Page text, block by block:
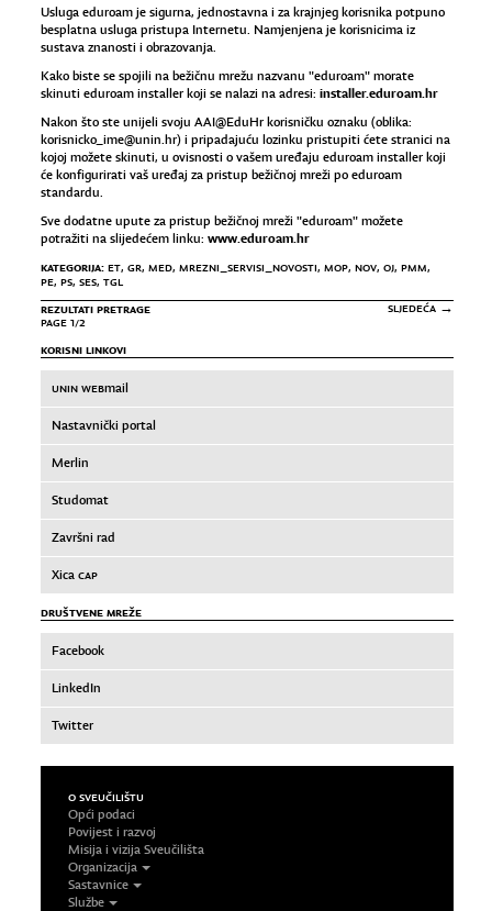
Usluga eduroam je sigurna, jednostavna i za krajnjeg korisnika potpuno
besplatna usluga pristupa Internetu. Namjenjena je korisnicima iz
sustava znanosti i obrazovanja.
Kako biste se spojili na bežičnu mrežu nazvanu "eduroam" morate
skinuti eduroam installer koji se nalazi na adresi: installer.eduroam.hr
Nakon što ste unijeli svoju AAI@EduHr korisničku oznaku (oblika:
korisnicko_ime@unin.hr) i pripadajuću lozinku pristupiti ćete stranici na
kojoj možete skinuti, u ovisnosti o vašem uređaju eduroam installer koji
će konfigurirati vaš uređaj za pristup bežičnoj mreži po eduroam
standardu.
Sve dodatne upute za pristup bežičnoj mreži "eduroam" možete
potražiti na slijedećem linku: www.eduroam.hr
KATEGORIJA: ET, GR, MED, MREZNI_SERVISI_NOVOSTI, MOP, NOV, OJ, PMM,
PE, PS, SES, TGL
REZULTATI PRETRAGE
PAGE 1/2
SLJEDEĆA →
KORISNI LINKOVI
UNIN WEBmail
Nastavnički portal
Merlin
Studomat
Završni rad
Xica CAP
DRUŠTVENE MREŽE
Facebook
LinkedIn
Twitter
O SVEUČILIŠTU
Opći podaci
Povijest i razvoj
Misija i vizija Sveučilišta
Organizacija
Sastavnice
Službe